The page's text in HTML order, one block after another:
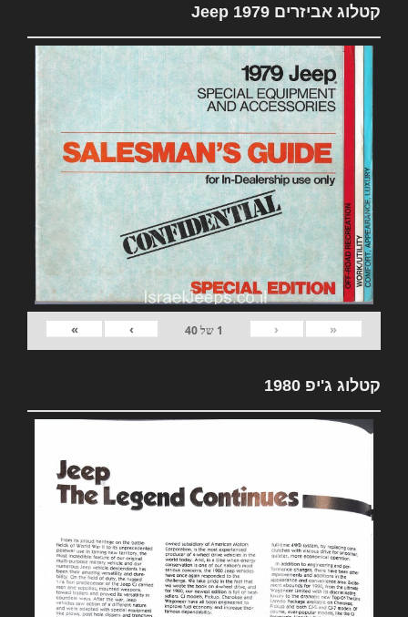
קטלוג אביזרים 1979 Jeep
«
‹
1 של40
›
»
קטלוג ג'יפ 1980